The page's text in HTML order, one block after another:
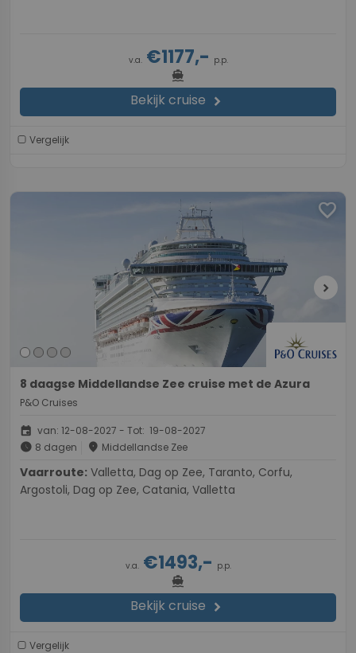
v.a.€1177,- p.p.
directions_boat
Bekijk cruise chevron_right
Vergelijk
favorite
chevron_right
8 daagse Middellandse Zee cruise met de Azura
P&O Cruises
event van: 12-08-2027 - Tot: 19-08-2027
schedule 8 dagen place Middellandse Zee
Vaarroute:
Argostoli, Dag op Zee, Catania, Valletta
v.a.€1493,- p.p.
directions_boat
Bekijk cruise chevron_right
Vergelijk